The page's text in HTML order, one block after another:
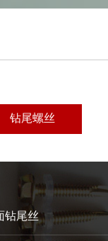
钻尾螺丝
钻尾丝